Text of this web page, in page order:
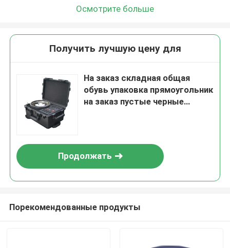
Осмотрите больше
Получить лучшую цену для
На заказ складная общая
обувь упаковка прямоугольник
на заказ пустые черные
Продолжать
Порекомендованные продукты